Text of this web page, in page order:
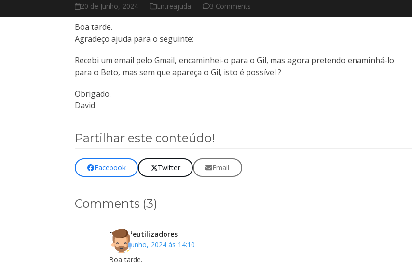
20 de Junho, 2024 Entreajuda 3 Comments
Boa tarde.
Agradeço ajuda para o seguinte:
Recebi um email pelo Gmail, encaminhei-o para o Gil, mas agora pretendo enaminhá-lo
para o Beto, mas sem que apareça o Gil, isto é possível ?
Obrigado.
David
Partilhar este conteúdo!
Facebook Twitter Email
Comments (3)
Clubedeutilizadores
20 de Junho, 2024 às 14:10
Boa tarde.